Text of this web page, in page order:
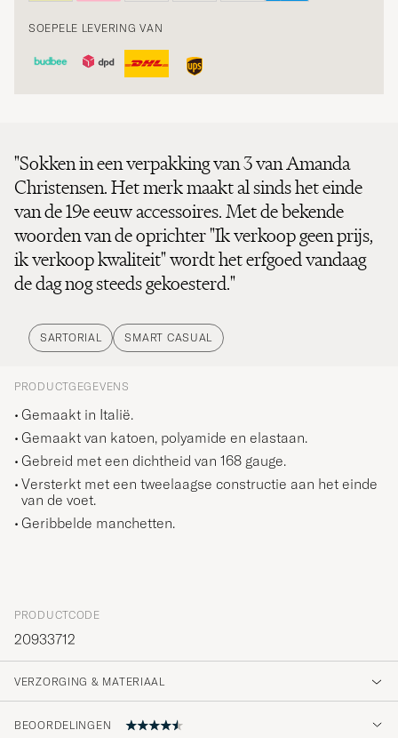
SOEPELE LEVERING VAN
"Sokken in een verpakking van 3 van Amanda
Christensen. Het merk maakt al sinds het einde
van de 19e eeuw accessoires. Met de bekende
woorden van de oprichter "Ik verkoop geen prijs,
ik verkoop kwaliteit" wordt het erfgoed vandaag
de dag nog steeds gekoesterd."
SARTORIAL SMART CASUAL
PRODUCTGEGEVENS
Gemaakt in Italië.
Gemaakt van katoen, polyamide en elastaan.
Gebreid met een dichtheid van 168 gauge.
Versterkt met een tweelaagse constructie aan het einde
van de voet.
Geribbelde manchetten.
PRODUCTCODE
20933712
VERZORGING & MATERIAAL
BEOORDELINGEN